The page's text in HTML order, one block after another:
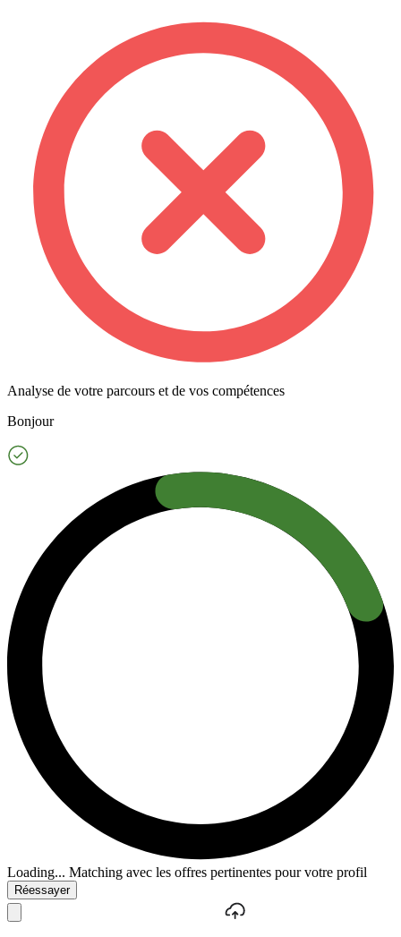
Analyse de votre parcours et de vos compétences
Bonjour
Loading... Matching avec les offres pertinentes pour votre profil
Réessayer